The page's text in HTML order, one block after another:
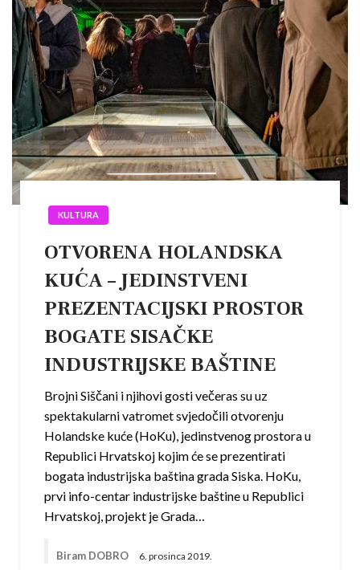
KULTURA
OTVORENA HOLANDSKA
KUĆA – JEDINSTVENI
PREZENTACIJSKI PROSTOR
BOGATE SISAČKE
INDUSTRIJSKE BAŠTINE
Brojni Siščani i njihovi gosti večeras su uz
spektakularni vatromet svjedočili otvorenju
Holandske kuće (HoKu), jedinstvenog prostora u
Republici Hrvatskoj kojim će se prezentirati
bogata industrijska baština grada Siska. HoKu,
prvi info-centar industrijske baštine u Republici
Hrvatskoj, projekt je Grada…
Biram DOBRO 6. prosinca 2019.